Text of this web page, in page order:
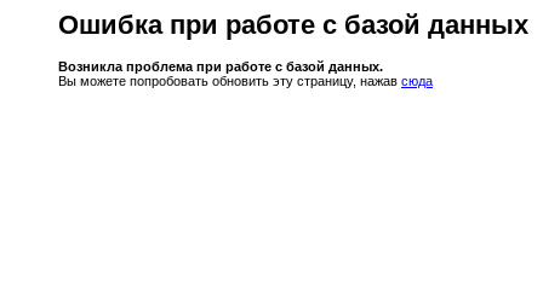
Ошибка при работе с базой данных
Возникла проблема при работе с базой данных.
Вы можете попробовать обновить эту страницу, нажав сюда